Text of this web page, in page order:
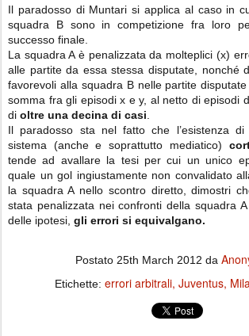
Il paradosso di Muntari si applica al caso in
squadra B sono in competizione fra loro
successo finale.
La squadra A è penalizzata da molteplici (x)
alle partite da essa stessa disputate, nonché
favorevoli alla squadra B nelle partite disputate
somma fra gli episodi x e y, al netto di episodi
di oltre una decina di casi
Il paradosso sta nel fatto che l’esistenza
sistema (anche e soprattutto mediatico)
tende ad avallare la tesi per cui un unico
quale un gol ingiustamente non convalidato
la squadra A nello scontro diretto, dimostri
stata penalizzata nei confronti della squadra
delle ipotesi, gli errori si equivalgano.
Postato 25th March 2012 da
Etichette: errori arbitrali Juventus